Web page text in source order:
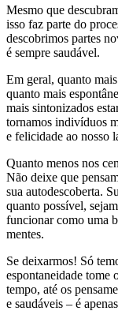
Mesmo que
isso faz parte do
descobrimos partes
é sempre saudável.
Em geral, quanto
quanto mais
mais sintonizados
tornamos indivíduos
e felicidade ao nosso
Quanto menos nos
Não deixe que
sua autodescoberta.
quanto possível,
funcionar como uma
mentes.
Se deixarmos! Só
espontaneidade tome
tempo, até os
e saudáveis – é